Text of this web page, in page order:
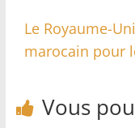
Le Royaume-
marocain pour
Vous